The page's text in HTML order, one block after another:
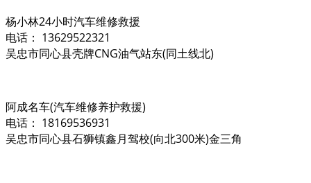
杨小林24小时汽车维修救援
电话： 13629522321
吴忠市同心县壳牌CNG油气站东(同土线北)
阿成名车(汽车维修养护救援)
电话： 18169536931
吴忠市同心县石狮镇鑫月驾校(向北300米)金三角